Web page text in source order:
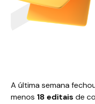
A última semana
menos 18 editais de